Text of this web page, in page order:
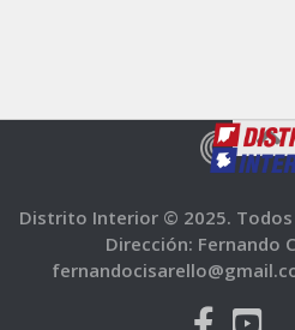
Distrito Interior © 2025.
Dirección: Fernando